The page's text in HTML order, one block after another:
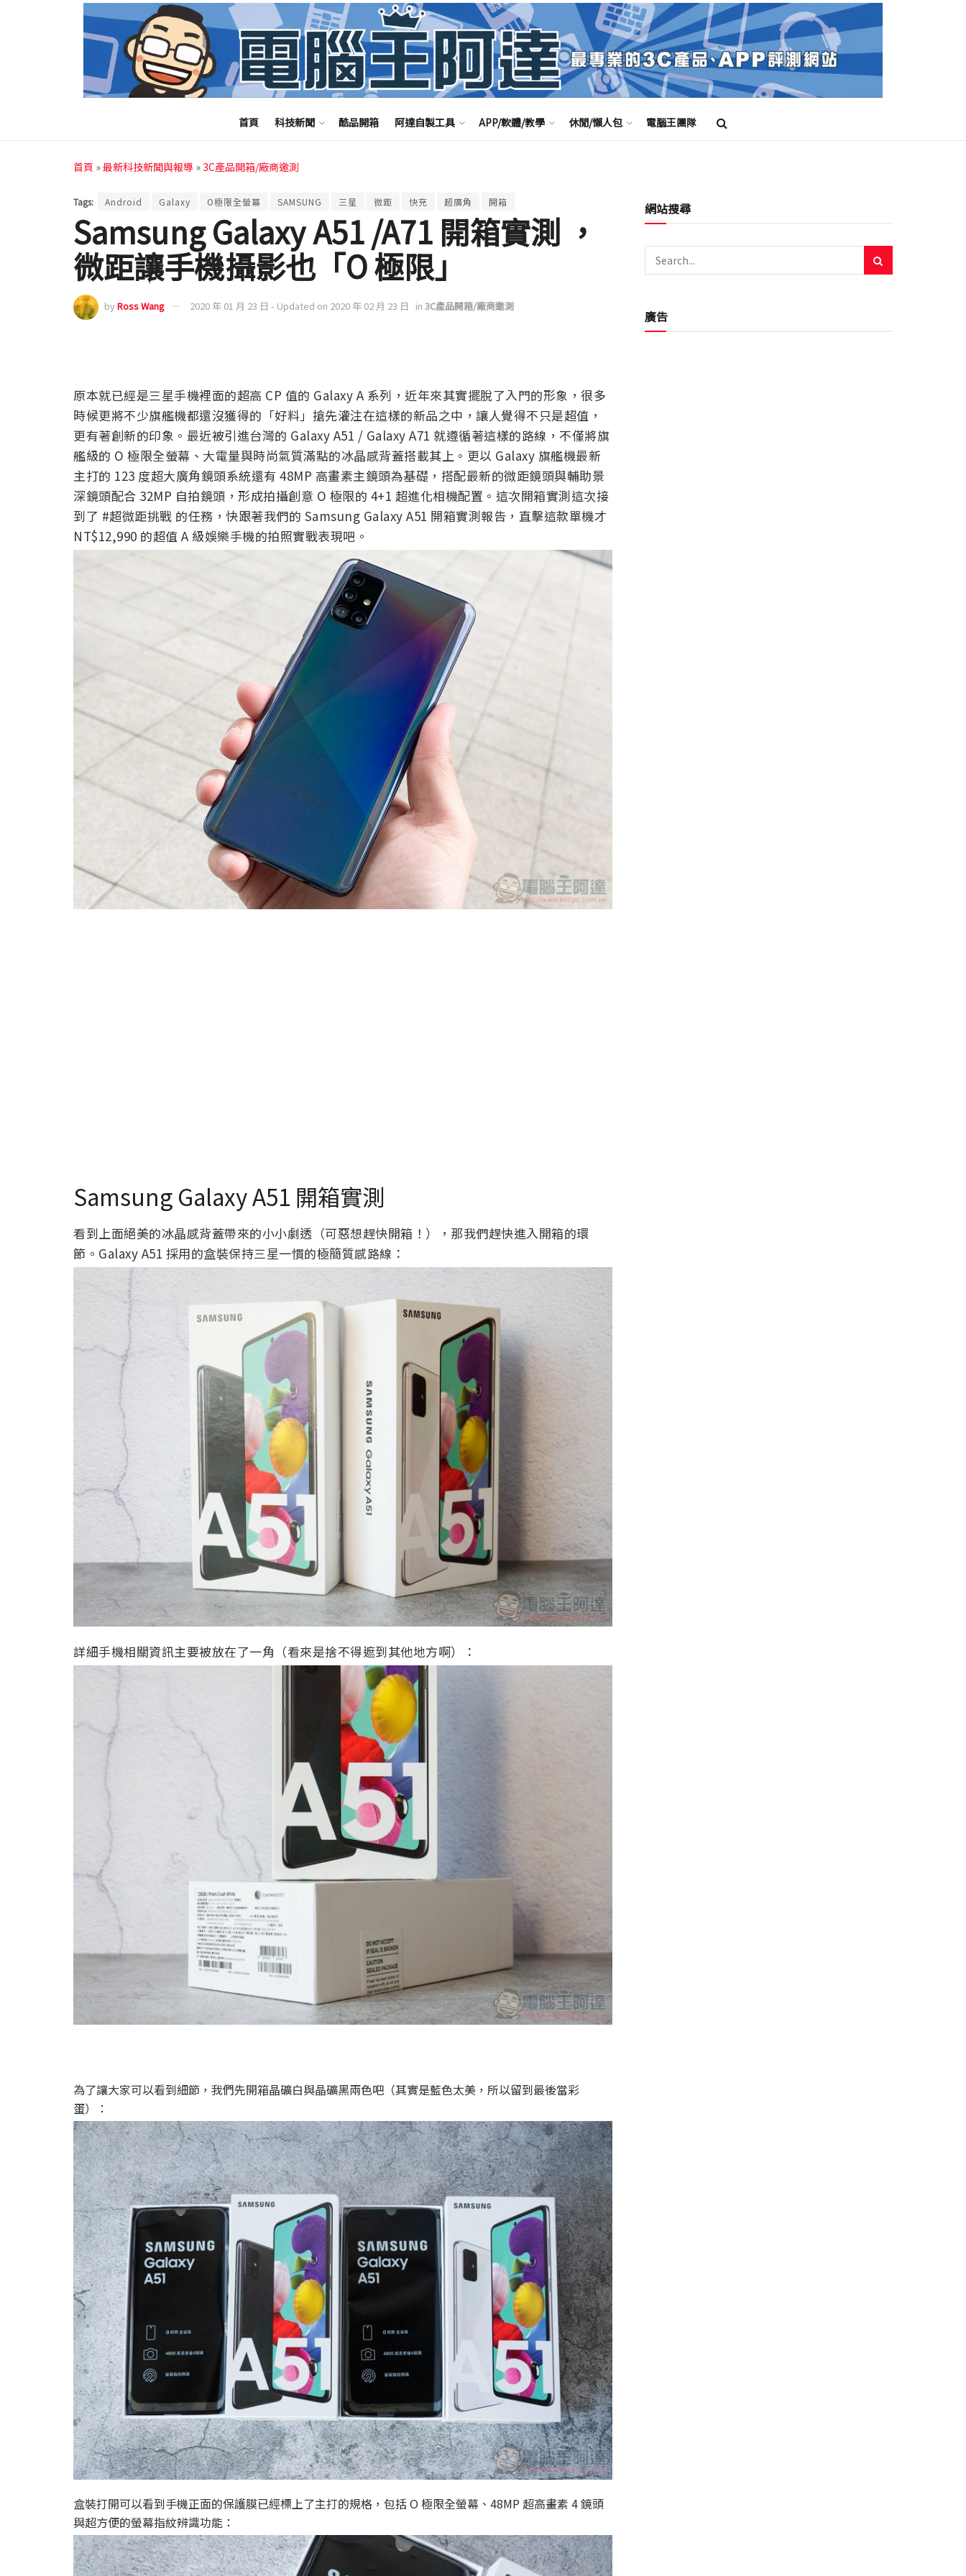
首頁 科技新聞 酷品開箱 阿達自製工具 APP/軟體/教學 休閒/懶人包 電腦王團隊
首頁 »最新科技新聞與報導 »3C產品開箱/廠商邀測
Tags: Android Galaxy O極限全螢幕 SAMSUNG 三星 微距 快充 超廣角 開箱
Samsung Galaxy A51 /A71 開箱實測 ，
微距讓手機攝影也「O 極限」
byRoss Wang 2020 年 01 月 23 日 - Updated on 2020 年 02 月 23 日 in 3C產品開箱/廠商邀測
原本就已經是三星手機裡面的超高 CP 值的 Galaxy A 系列，近年來其實擺脫了入門的形象，很多
時候更將不少旗艦機都還沒獲得的「好料」搶先灌注在這樣的新品之中，讓人覺得不只是超值，
更有著創新的印象。最近被引進台灣的 Galaxy A51 / Galaxy A71 就遵循著這樣的路線，不僅將旗
艦級的 O 極限全螢幕、大電量與時尚氣質滿點的冰晶感背蓋搭載其上。更以 Galaxy 旗艦機最新
主打的 123 度超大廣角鏡頭系統還有 48MP 高畫素主鏡頭為基礎，搭配最新的微距鏡頭與輔助景
深鏡頭配合 32MP 自拍鏡頭，形成拍攝創意 O 極限的 4+1 超進化相機配置。這次開箱實測這次接
到了 #超微距挑戰 的任務，快跟著我們的 Samsung Galaxy A51 開箱實測報告，直擊這款單機才
NT$12,990 的超值 A 級娛樂手機的拍照實戰表現吧。
Samsung Galaxy A51 開箱實測
看到上面絕美的冰晶感背蓋帶來的小小劇透（可惡想趕快開箱！），那我們趕快進入開箱的環
節。Galaxy A51 採用的盒裝保持三星一慣的極簡質感路線：
詳細手機相關資訊主要被放在了一角（看來是捨不得遮到其他地方啊）：
為了讓大家可以看到細節，我們先開箱晶礦白與晶礦黑兩色吧（其實是藍色太美，所以留到最後當彩
蛋）：
盒裝打開可以看到手機正面的保護膜已經標上了主打的規格，包括 O 極限全螢幕、48MP 超高畫素 4 鏡頭
與超方便的螢幕指紋辨識功能：
網站搜尋
廣告